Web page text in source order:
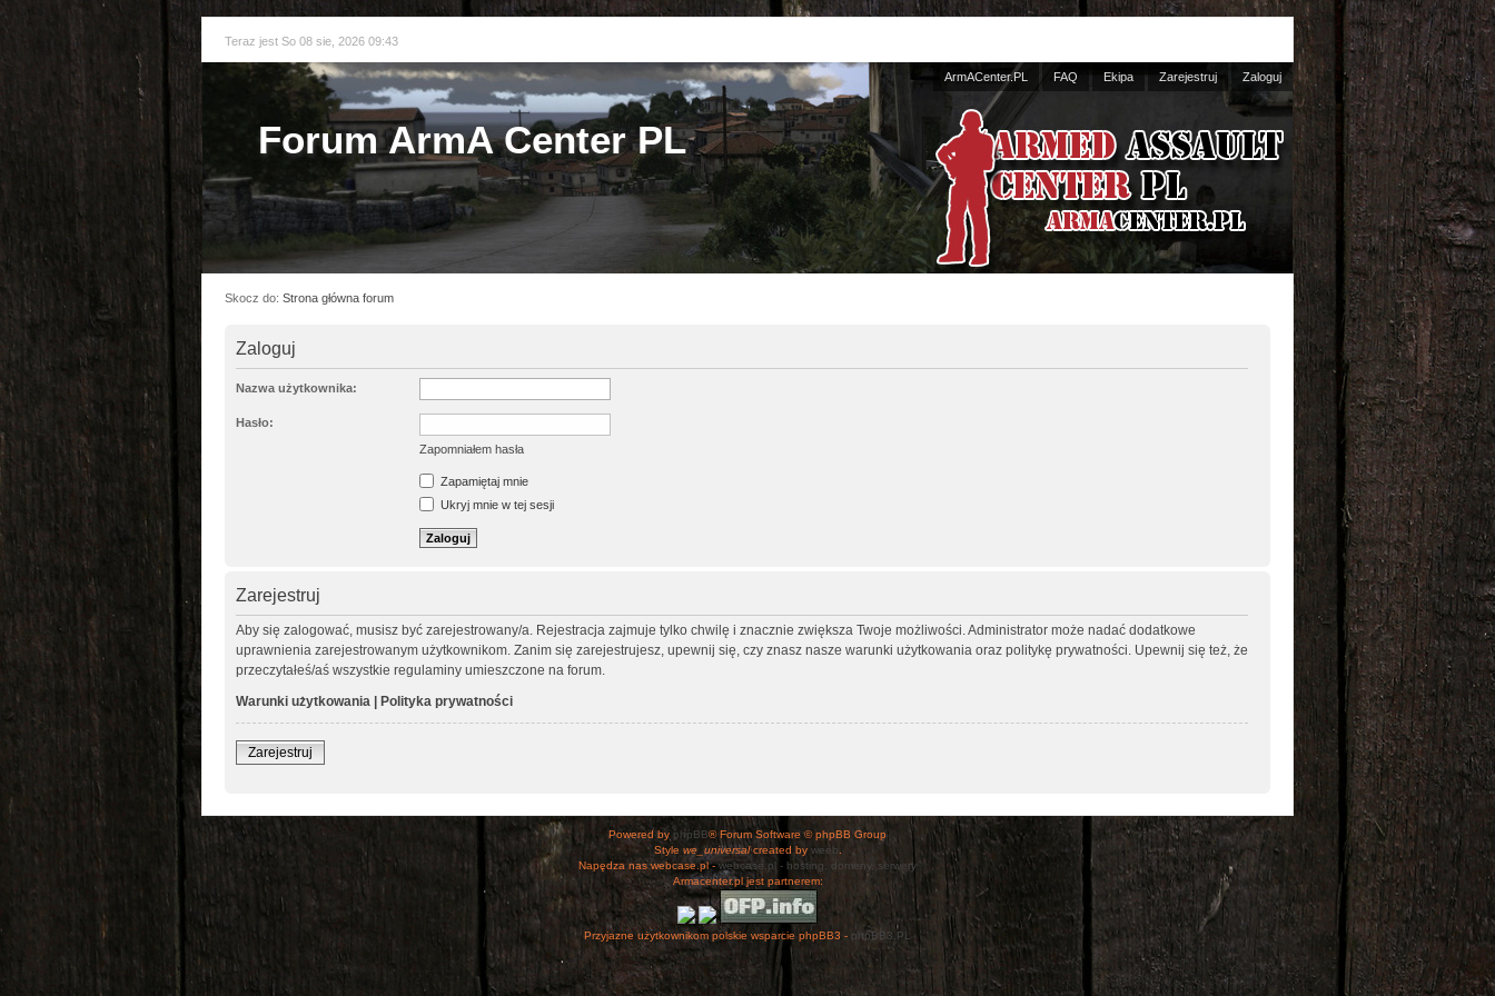
Teraz jest So 08 sie, 2026 09:43
ArmACenter.PL FAQ Ekipa Zarejestruj Zaloguj
Forum ArmA Center PL
Skocz do: Strona główna forum
Zaloguj
Nazwa użytkownika:
Hasło:
Zapomniałem hasła
Zapamiętaj mnie
Ukryj mnie w tej sesji
Zarejestruj
Aby się zalogować, musisz być zarejestrowany/a. Rejestracja zajmuje tylko chwilę i znacznie zwiększa Twoje możliwości. Administrator może nadać dodatkowe
uprawnienia zarejestrowanym użytkownikom. Zanim się zarejestrujesz, upewnij się, czy znasz nasze warunki użytkowania oraz politykę prywatności. Upewnij się też, że
przeczytałeś/aś wszystkie regulaminy umieszczone na forum.
Warunki użytkowania
Polityka prywatności
Zarejestruj
Powered by phpBB® Forum Software © phpBB Group
Style we_universalcreated by weeb.
Napędza nas webcase.pl -webcase.pl - hosting, domeny, serwery
Armacenter.pl jest partnerem:
Przyjazne użytkownikom polskie wsparcie phpBB3 - phpBB3.PL